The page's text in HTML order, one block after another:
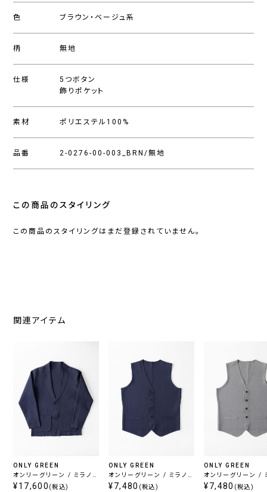
色 ブラウン・ベージュ系
柄 無地
仕様
5つボタン
飾りポケット
素材 ポリエステル100%
品番 2-0276-00-003_BRN/無地
この商品のスタイリング
この商品のスタイリングはまだ登録されていません。
関連アイテム
ONLY GREEN
オンリーグリーン / ミラノリ
ブニットジャケット ネイビ
¥17,600 (税込)
ONLY GREEN
オンリーグリーン / ミラノリ
ブニットベスト ネイビー
¥7,480 (税込)
ONLY GREEN
オンリーグリーン /
ブニットベスト ライ
¥7,480 (税込)